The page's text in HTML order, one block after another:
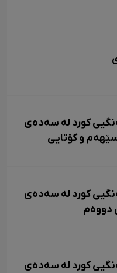
کورد لە سەدەی
و کۆتایی
کورد لە سەدەی
دووەم
کورد لە سەدەی